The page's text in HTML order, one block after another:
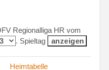
Regionalliga HR vom
. Spieltag
Heimtabelle